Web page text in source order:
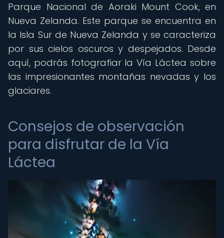
Parque Nacional de Aoraki Mount Cook, en
Nueva Zelanda. Este parque se encuentra en
la Isla Sur de Nueva Zelanda y se caracteriza
por sus cielos oscuros y despejados. Desde
aquí, podrás fotografiar la Vía Láctea sobre
las impresionantes montañas nevadas y los
glaciares.
Consejos de observación
para disfrutar de la Vía
Láctea